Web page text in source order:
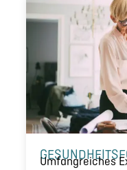
Umfang­rei­ches